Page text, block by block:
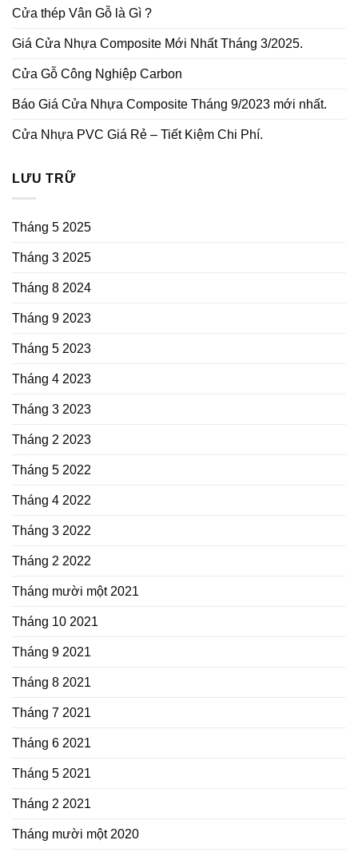
Cửa thép Vân Gỗ là Gì ?
Giá Cửa Nhựa Composite Mới Nhất Tháng 3/2025.
Cửa Gỗ Công Nghiệp Carbon
Báo Giá Cửa Nhựa Composite Tháng 9/2023 mới nhất.
Cửa Nhựa PVC Giá Rẻ – Tiết Kiệm Chi Phí.
LƯU TRỮ
Tháng 5 2025
Tháng 3 2025
Tháng 8 2024
Tháng 9 2023
Tháng 5 2023
Tháng 4 2023
Tháng 3 2023
Tháng 2 2023
Tháng 5 2022
Tháng 4 2022
Tháng 3 2022
Tháng 2 2022
Tháng mười một 2021
Tháng 10 2021
Tháng 9 2021
Tháng 8 2021
Tháng 7 2021
Tháng 6 2021
Tháng 5 2021
Tháng 2 2021
Tháng mười một 2020